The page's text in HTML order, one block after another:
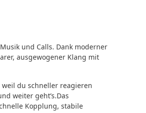
und Calls. Dank moderner
ausgewogener Klang mit
du schneller reagieren
weiter geht’s.Das
Kopplung, stabile